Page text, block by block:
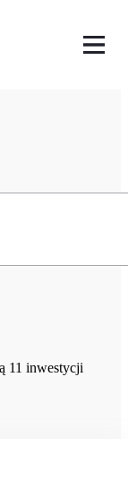
11 inwestycji